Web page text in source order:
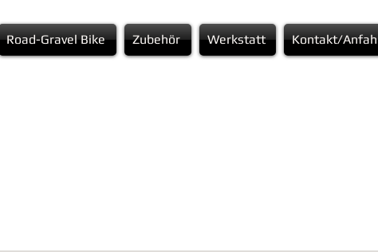
Road-Gravel Bike Zubehör Werkstatt Kontakt/